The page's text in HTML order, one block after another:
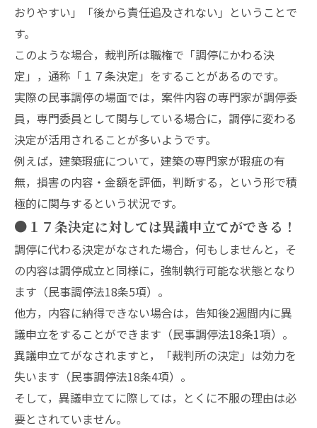
おりやすい」「後から責任追及されない」ということで
す。
このような場合，裁判所は職権で「調停にかわる決
定」，通称「１７条決定」をすることがあるのです。
実際の民事調停の場面では，案件内容の専門家が調停委
員，専門委員として関与している場合に，調停に変わる
決定が活用されることが多いようです。
例えば，建築瑕疵について，建築の専門家が瑕疵の有
無，損害の内容・金額を評価，判断する，という形で積
極的に関与するという状況です。
●１７条決定に対しては異議申立てができる！
調停に代わる決定がなされた場合，何もしませんと，そ
の内容は調停成立と同様に，強制執行可能な状態となり
ます（民事調停法18条5項）。
他方，内容に納得できない場合は，告知後2週間内に異
議申立をすることができます（民事調停法18条1項）。
異議申立てがなされますと，「裁判所の決定」は効力を
失います（民事調停法18条4項）。
そして，異議申立てに際しては，とくに不服の理由は必
要とされていません。